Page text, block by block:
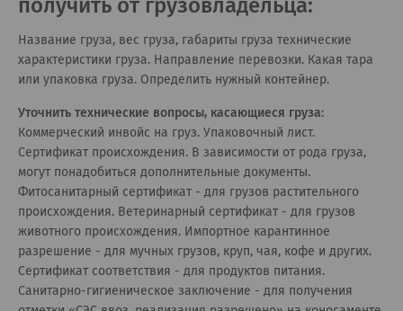
получить от грузовладельца:
Название груза, вес груза, габариты груза технические
характеристики груза. Направление перевозки. Какая тара
или упаковка груза. Определить нужный контейнер.
Уточнить технические вопросы, касающиеся груза:
Коммерческий инвойс на груз. Упаковочный лист.
Сертификат происхождения. В зависимости от рода груза,
могут понадобиться дополнительные документы.
Фитосанитарный сертификат - для грузов растительного
происхождения. Ветеринарный сертификат - для грузов
животного происхождения. Импортное карантинное
разрешение - для мучных грузов, круп, чая, кофе и других.
Сертификат соответствия - для продуктов питания.
Санитарно-гигиеническое заключение - для получения